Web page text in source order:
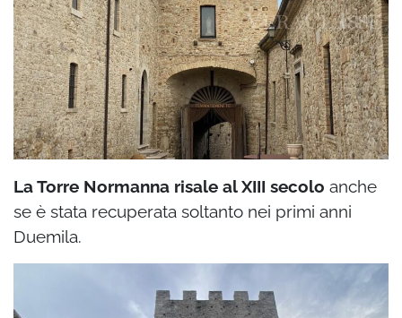
La Torre Normanna risale al XIII secolo anche
se è stata recuperata soltanto nei primi anni
Duemila.